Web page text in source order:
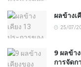
ผลข้าง
25/07/
9 ผลข้า
การจัดก